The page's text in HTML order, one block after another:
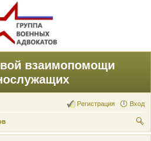
взаимопомощи
Вход
Регистрация
ои